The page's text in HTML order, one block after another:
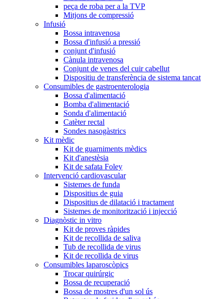
peça de roba per a la TVP
Mitjons de compressió
Infusió
Bossa intravenosa
Bossa d'infusió a pressió
conjunt d'infusió
Cànula intravenosa
Conjunt de venes del cuir cabellut
Dispositiu de transferència de sistema tancat
Consumibles de gastroenterologia
Bossa d'alimentació
Bomba d'alimentació
Sonda d'alimentació
Catèter rectal
Sondes nasogàstrics
Kit mèdic
Kit de guarniments mèdics
Kit d'anestèsia
Kit de safata Foley
Intervenció cardiovascular
Sistemes de funda
Dispositius de guia
Dispositius de dilatació i tractament
Sistemes de monitorització i injecció
Diagnòstic in vitro
Kit de proves ràpides
Kit de recollida de saliva
Tub de recollida de virus
Kit de recollida de virus
Consumibles laparoscòpics
Trocar quirúrgic
Bossa de recuperació
Bossa de mostres d'un sol ús